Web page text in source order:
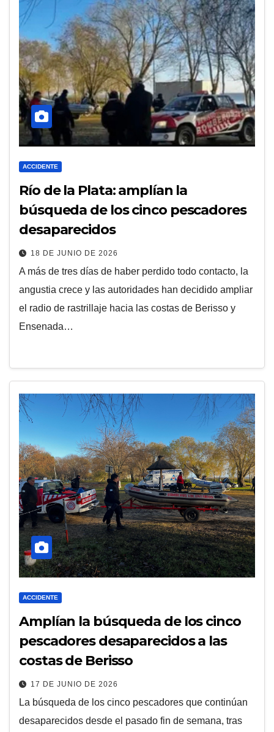
ACCIDENTE
Río de la Plata: amplían la
búsqueda de los cinco pescadores
desaparecidos
18 DE JUNIO DE 2026
A más de tres días de haber perdido todo contacto, la
angustia crece y las autoridades han decidido ampliar
el radio de rastrillaje hacia las costas de Berisso y
Ensenada…
ACCIDENTE
Amplían la búsqueda de los cinco
pescadores desaparecidos a las
costas de Berisso
17 DE JUNIO DE 2026
La búsqueda de los cinco pescadores que continúan
desaparecidos desde el pasado fin de semana, tras